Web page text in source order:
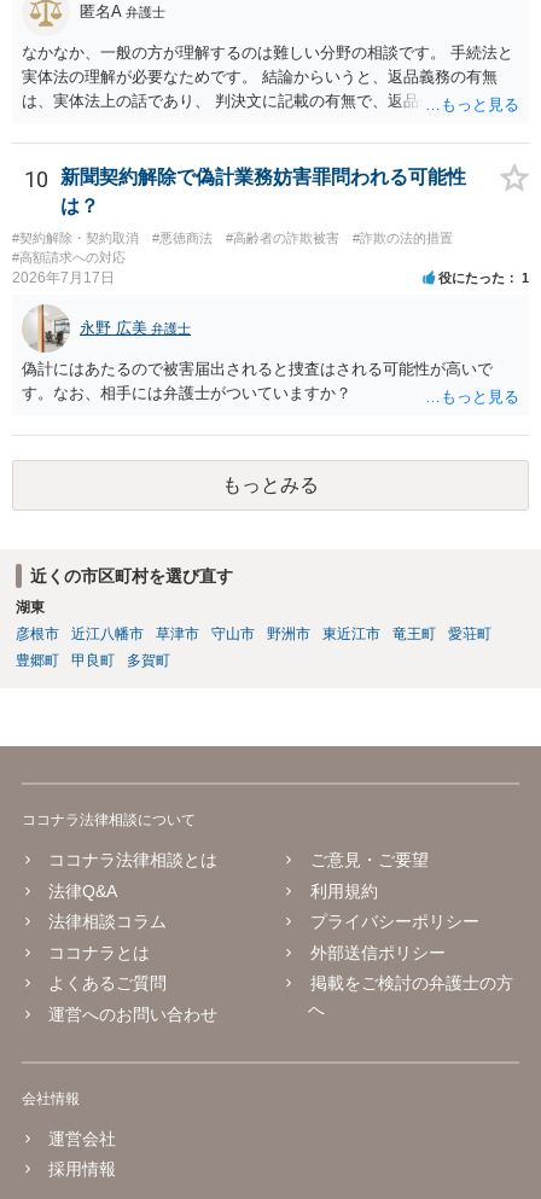
匿名A 弁護士
なかなか、一般の方が理解するのは難しい分野の相談です。 手続法と
実体法の理解が必要なためです。 結論からいうと、返品義務の有無
は、実体法上の話であり、 判決文に記載の有無で、返品義務の有無が
品せよ」と判決文に書かれていなくても、 全額支払い判決の前提とし
て、契約不適合責任を理由に契約を解除してれば、 原状回復義務とし
て、相談者さんは、商品の返品義務を負うことになります。 ただし、
訴訟上何等かの形で、返品義務の有無が争われ争点化していたが、 結
論として、返品義務が存在しないというような判断が判決理由中で下
されていれば、 相手は返品請求を再度主張できない可能性はあります
10
新聞契約解除で偽計業務妨害罪問われる可能性
は？
#契約解除・契約取消 #悪徳商法 #高齢者の詐欺被害
#詐欺の法的措置
#高額請求への対応
2026年7月17日 役にたった 1
永野 広美 弁護士
偽計にはあたるので被害届出されると捜査はされる可能性が高いで
す。なお、相手には弁護士がついていますか？
もっとみる
近くの市区町村を選び直す
湖東
彦根市
近江八幡市 草津市 守山市 野洲市 東近江市 竜王町
愛荘町
豊郷町
甲良町 多賀町
ココナラ法律相談について
ココナラ法律相談とは
法律Q&A
法律相談コラム
ココナラとは
よくあるご質問
運営へのお問い合わせ
ご意見・ご要望
利用規約
プライバシーポリシー
外部送信ポリシー
掲載をご検討の弁護士の方
へ
会社情報
運営会社
採用情報